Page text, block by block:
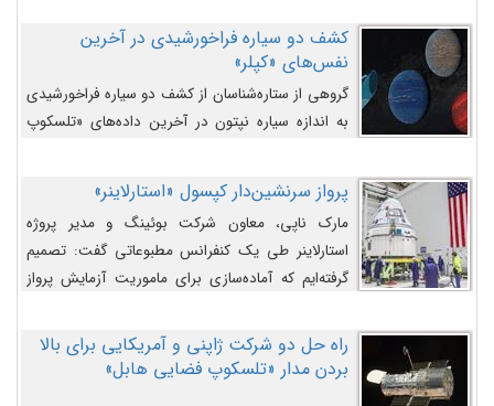
کشف دو سیاره فراخورشیدی در آخرین
نفس‌های «کپلر»
گروهی از ستاره‌شناسان از کشف دو سیاره فراخورشیدی
به اندازه سیاره نپتون در آخرین داده‌های «تلسکوپ
پرواز سرنشین‌دار کپسول «استارلاینر»
مارک ناپی، معاون شرکت بوئینگ و مدیر پروژه
استارلاینر طی یک کنفرانس مطبوعاتی گفت: تصمیم
گرفته‌ایم که آماده‌سازی برای ماموریت آزمایش پرواز
اصلاح کنیم.
راه حل دو شرکت ژاپنی و آمریکایی برای بالا
بردن مدار «تلسکوپ فضایی هابل»